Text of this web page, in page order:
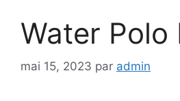
Water Polo
mai 15, 2023 par admin